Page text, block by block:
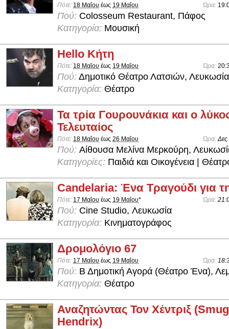
Πότε: 18 Μαΐου έως 19 Μαΐου Ώρα:
Πού: Colosseum Restaurant, Πάφος
Κατηγορία: Μουσική
Hello Κήτη
Πότε: 18 Μαΐου έως 19 Μαΐου Ώρα:
Πού: Δημοτικό Θέατρο Λατσιών, Λευκωσία
Κατηγορία: Θέατρο
Τα τρία Γουρουνάκια και ο
Τελευταίος
Πότε: 18 Μαΐου έως 26 Μαΐου Ώρα:Δες
Πού: Aίθουσα Μελίνα Μερκούρη,
Κατηγορίες: Παιδιά και Οικογένεια |
Candelaria: Ένα Τραγούδι για
Πότε: 17 Μαΐου έως 19 Μαΐου* Ώρα:
Πού: Cine Studio, Λευκωσία
Κατηγορία: Κινηματογράφος
Δρομολόγιο 67
Πότε: 17 Μαΐου έως 19 Μαΐου Ώρα:
Πού: Β Δημοτική Αγορά (Θέατρο Ένα),
Κατηγορία: Θέατρο
Αναζητώντας Τον Χέντριξ
Hendrix)